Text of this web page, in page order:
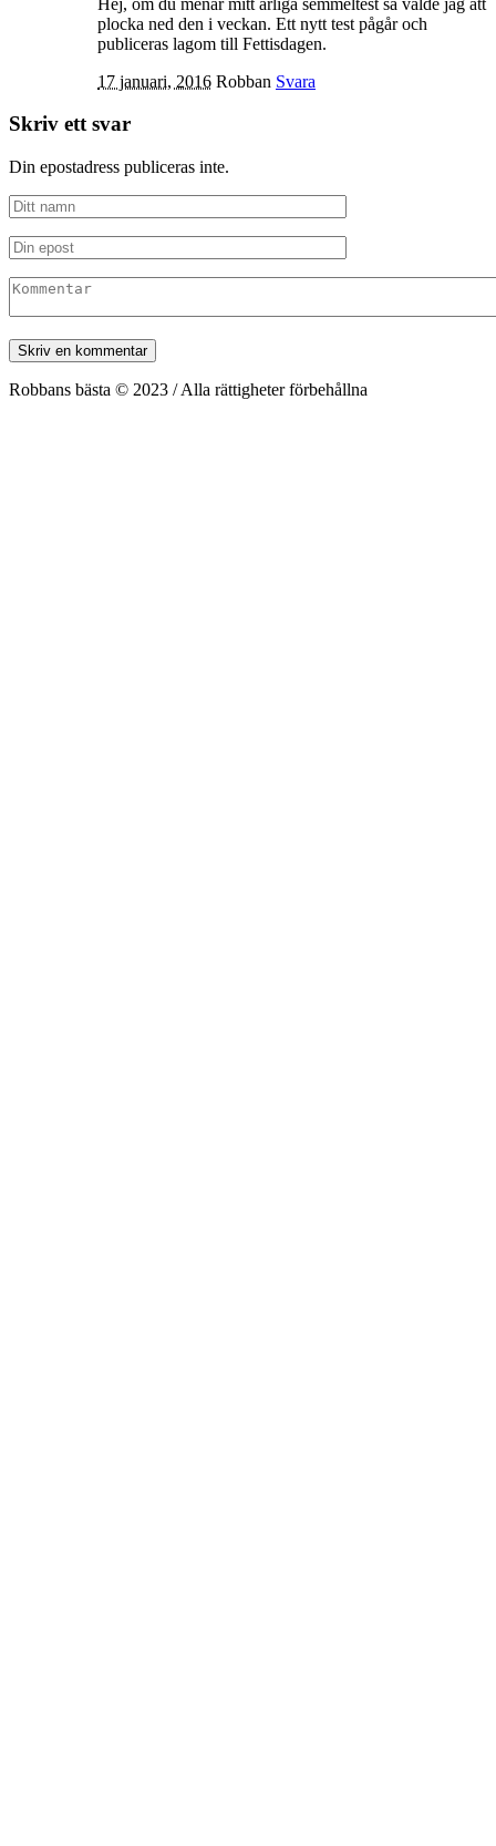
plocka ned den i veckan. Ett nytt test pågår och
publiceras lagom till Fettisdagen.
17 januari, 2016 Robban Svara
Skriv ett svar
Din epostadress publiceras inte.
Robbans bästa © 2023 / Alla rättigheter förbehållna